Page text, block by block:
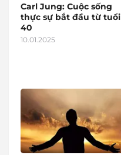
Carl Jung: Cuộc sống
thực sự bắt đầu từ tuổi
40
10.01.2025